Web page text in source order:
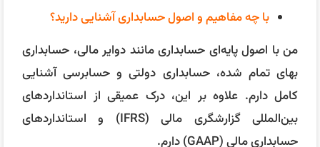
دارم، از جمله ترازنامه، صورت سود و زیان، و صورت جریان
وجوه نقد. این تجربه به من کمک کرده است تا درک بهتری
از وضعیت مالی شرکت‌ها داشته باشم و تصمیمات مالی
آگاهانه‌تری بگیرم.
تجربه شما در امور مالیاتی چقدر است؟